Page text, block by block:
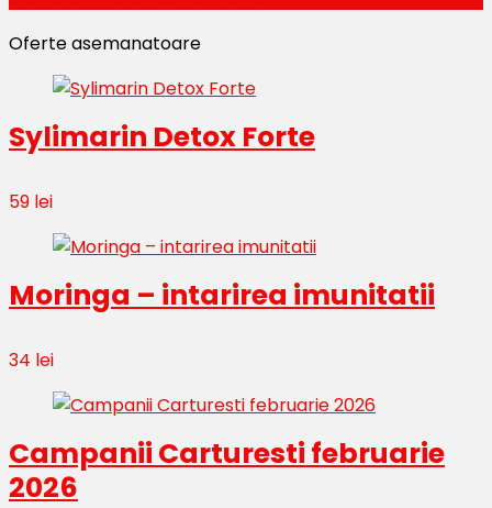
Oferte asemanatoare
Sylimarin Detox Forte
59 lei
Moringa – intarirea imunitatii
34 lei
Campanii Carturesti februarie
2026